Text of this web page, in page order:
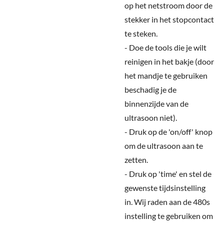
op het netstroom door de
stekker in het stopcontact
te steken.
- Doe de tools die je wilt
reinigen in het bakje (door
het mandje te gebruiken
beschadig je de
binnenzijde van de
ultrasoon niet).
- Druk op de 'on/off' knop
om de ultrasoon aan te
zetten.
- Druk op 'time' en stel de
gewenste tijdsinstelling
in. Wij raden aan de 480s
instelling te gebruiken om